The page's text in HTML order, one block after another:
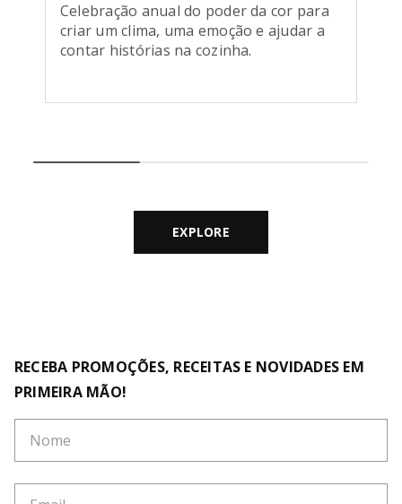
Celebração anual do poder da cor para
criar um clima, uma emoção e ajudar a
contar histórias na cozinha.
EXPLORE
RECEBA PROMOÇÕES, RECEITAS E NOVIDADES EM
PRIMEIRA MÃO!